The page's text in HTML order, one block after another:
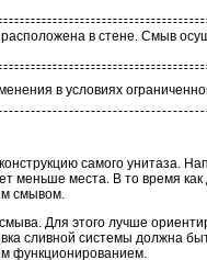
в стене. Смыв
в условиях
самого унитаза.
меньше места. В то время
смывом.
Для этого лучше
сливной системы должна
функционированием.